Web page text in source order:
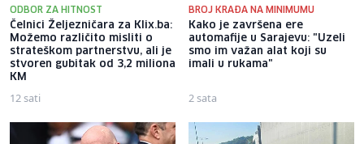
ODBOR ZA HITNOST
Čelnici Željezničara za Klix.ba:
Možemo različito misliti o
strateškom partnerstvu, ali je
stvoren gubitak od 3,2 miliona
KM
12 sati
BROJ KRAĐA NA MINIMUMU
Kako je završena ere
automafije u Sarajevu: "Uzeli
smo im važan alat koji su
imali u rukama"
2 sata